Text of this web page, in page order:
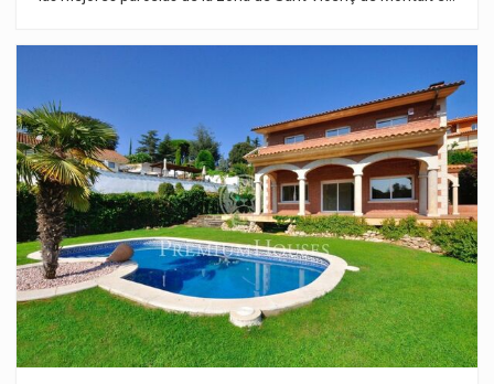
propietarios varias posibilidades. En estos momentos están
habilitados como jardín, pero puede edificarse otra casa para
algún miembro de la familia o tomarlo como una inversión en
la que construir varias viviendas en un futuro próximo. Garaje
para 4 coches y espacio para aparcar más vehículos en el
exterior.